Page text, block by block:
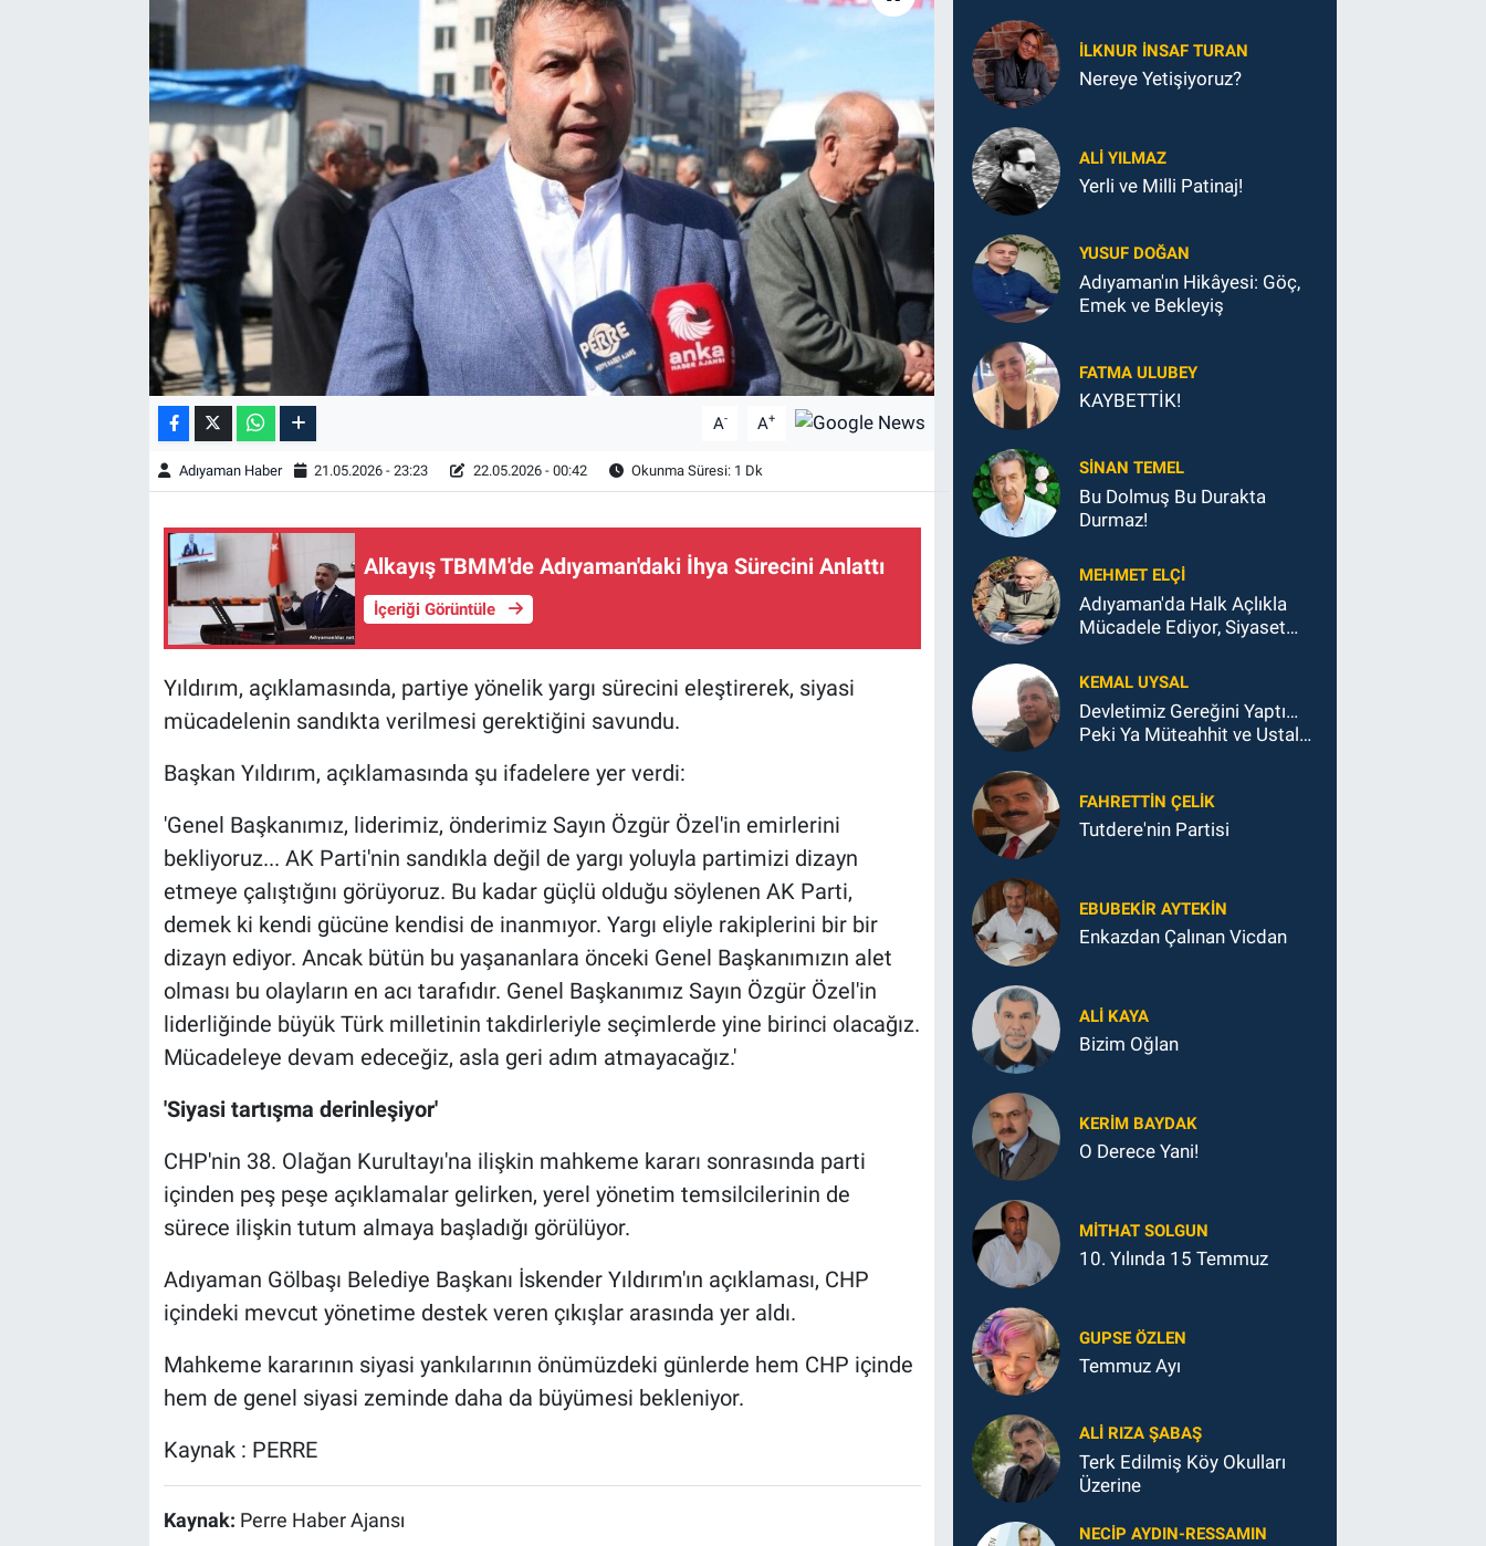
A- A+
Adıyaman Haber 21.05.2026 - 23:23 22.05.2026 - 00:42 Okunma Süresi: 1 Dk
Alkayış TBMM'de Adıyaman'daki İhya Sürecini Anlattı
İçeriği Görüntüle
Yıldırım, açıklamasında, partiye yönelik yargı sürecini eleştirerek, siyasi
mücadelenin sandıkta verilmesi gerektiğini savundu.
Başkan Yıldırım, açıklamasında şu ifadelere yer verdi:
'Genel Başkanımız, liderimiz, önderimiz Sayın Özgür Özel'in emirlerini
bekliyoruz... AK Parti'nin sandıkla değil de yargı yoluyla partimizi dizayn
etmeye çalıştığını görüyoruz. Bu kadar güçlü olduğu söylenen AK Parti,
demek ki kendi gücüne kendisi de inanmıyor. Yargı eliyle rakiplerini bir bir
dizayn ediyor. Ancak bütün bu yaşananlara önceki Genel Başkanımızın alet
olması bu olayların en acı tarafıdır. Genel Başkanımız Sayın Özgür Özel'in
liderliğinde büyük Türk milletinin takdirleriyle seçimlerde yine birinci olacağız.
Mücadeleye devam edeceğiz, asla geri adım atmayacağız.'
'Siyasi tartışma derinleşiyor'
CHP'nin 38. Olağan Kurultayı'na ilişkin mahkeme kararı sonrasında parti
içinden peş peşe açıklamalar gelirken, yerel yönetim temsilcilerinin de
sürece ilişkin tutum almaya başladığı görülüyor.
Adıyaman Gölbaşı Belediye Başkanı İskender Yıldırım'ın açıklaması, CHP
içindeki mevcut yönetime destek veren çıkışlar arasında yer aldı.
Mahkeme kararının siyasi yankılarının önümüzdeki günlerde hem CHP içinde
hem de genel siyasi zeminde daha da büyümesi bekleniyor.
Kaynak : PERRE
Kaynak: Perre Haber Ajansı
İLKNUR İNSAF TURAN
Nereye Yetişiyoruz?
ALI YILMAZ
Yerli ve Milli Patinaj!
YUSUF DOĞAN
Adıyaman'ın Hikâyesi: Göç,
Emek ve Bekleyiş
FATMA ULUBEY
KAYBETTİK!
SINAN TEMEL
Bu Dolmuş Bu Durakta
Durmaz!
MEHMET ELÇI
Adıyaman'da Halk Açlıkla
Mücadele Ediyor, Siyaset
KEMAL UYSAL
Devletimiz Gereğini Yaptı…
Peki Ya Müteahhit ve Ustalar
FAHRETTIN ÇELİK
Tutdere'nin Partisi
EBUBEKIR AYTEKIN
Enkazdan Çalınan Vicdan
ALI KAYA
Bizim Oğlan
KERIM BAYDAK
O Derece Yani!
MITHAT SOLGUN
10. Yılında 15 Temmuz
GUPSE ÖZLEN
Temmuz Ayı
ALI RIZA ŞABAŞ
Terk Edilmiş Köy Okulları
Üzerine
NECIP AYDIN-RESSAMIN
Kültür Sanat
BİLİM VE TEKNOLOJİ
Şambayat Haber